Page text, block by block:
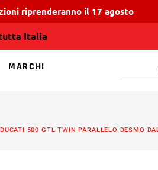
riprenderanno il 17 agosto
tutta Italia
MARCHI
500 GTL TWIN PARALLELO DESMO